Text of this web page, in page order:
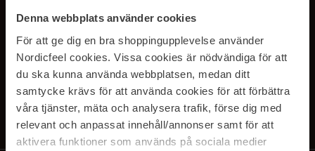
Denna webbplats använder cookies
För att ge dig en bra shoppingupplevelse använder
Nordicfeel cookies. Vissa cookies är nödvändiga för att
du ska kunna använda webbplatsen, medan ditt
samtycke krävs för att använda cookies för att förbättra
våra tjänster, mäta och analysera trafik, förse dig med
relevant och anpassat innehåll/annonser samt för att
aktivera funktioner som används på sociala medier
SUBSCRIBE TO OUR
NEWSLETTER
E-mail
Ved at abonnere accepterer du voresprivatlivspolitik. Afmeld til enhver